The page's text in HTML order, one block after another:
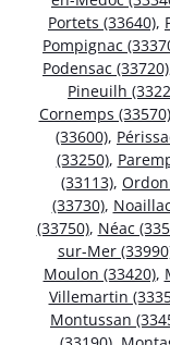
Portets (33640),
Pompignac
Podensac (33720)
Pineuilh
Cornemps (33570)
(33600),
(33250),
(33113),
(33730),
(33750), Néac
sur-Mer
Moulon (33420),
Villemartin
Montussan